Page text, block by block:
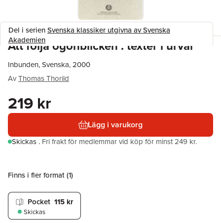
Del i serienSvenska klassiker utgivna av Svenska
Akademien
Att följa ögonblicken : texter i urval
Inbunden, Svenska, 2000
AvThomas Thorild
219 kr
Lägg i varukorg
Skickas . Fri frakt för medlemmar vid köp för minst 249 kr.
Finns i fler format (1)
Pocket 115 kr
Skickas